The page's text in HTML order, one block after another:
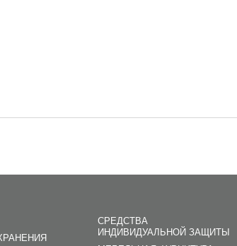
СРЕДСТВА
ИНДИВИДУАЛЬНОЙ ЗАЩИТЫ